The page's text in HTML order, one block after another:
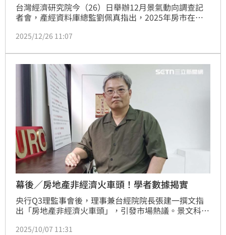
台灣經濟研究院今（26）日舉辦12月景氣動向調查記
者會，產經資料庫總監劉佩真指出，2025年房市在政
然年底購屋旺季帶動首購與換屋族看屋意願增加，且部
「低檔築底」階段。展望2026年，房市將呈現盤整格
局，交易結構預計呈「量微增、價微跌」的調整趨勢。
(陳韋帆)
2025/12/26 11:07
幕後／房地產非經濟火車頭！學者數據揭實
央行Q3理監事會後，理事兼台經院院長張建一撰文指
出「房地產非經濟火車頭」，引發市場熱議。景文科技
究就明確指出，不動產、住宅房價對台灣經濟貢獻微乎
2025/10/07 11:31